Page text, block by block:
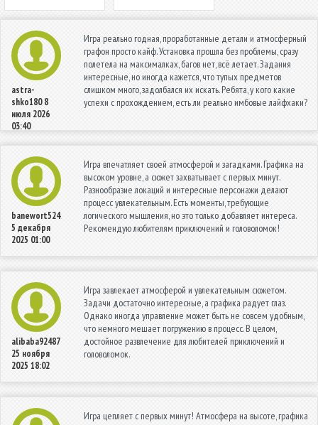
astra-
shko180 8
июля 2026
03:40
Игра реально годная, проработанные детали и атмосферный
графон просто кайф. Установка прошла без проблемы, сразу
полетела на максималках, багов нет, всё летает. Задания
интересные, но иногда кажется, что тупых предметов
слишком много, задолбался их искать. Ребята, у кого какие
успехи с прохождением, есть ли реально имбовые лайфхаки?
banewort524
5 декабря
2025 01:00
Игра впечатляет своей атмосферой и загадками. Графика на
высоком уровне, а сюжет захватывает с первых минут.
Разнообразие локаций и интересные персонажи делают
процесс увлекательным. Есть моменты, требующие
логического мышления, но это только добавляет интереса.
Рекомендую любителям приключений и головоломок!
alibaba92487
25 ноября
2025 18:02
Игра завлекает атмосферой и увлекательным сюжетом.
Задачи достаточно интересные, а графика радует глаз.
Однако иногда управление может быть не совсем удобным,
что немного мешает погружению в процесс. В целом,
достойное развлечение для любителей приключений и
головоломок.
Игра цепляет с первых минут! Атмосфера на высоте, графика